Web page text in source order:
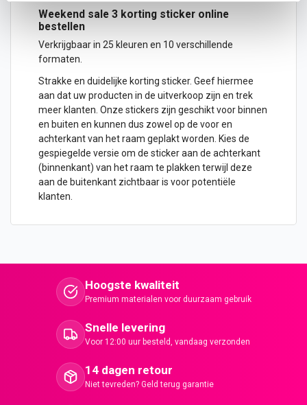
Weekend sale 3 korting sticker online
bestellen
Verkrijgbaar in 25 kleuren en 10 verschillende
formaten.
Strakke en duidelijke korting sticker. Geef hiermee
aan dat uw producten in de uitverkoop zijn en trek
meer klanten. Onze stickers zijn geschikt voor binnen
en buiten en kunnen dus zowel op de voor en
achterkant van het raam geplakt worden. Kies de
gespiegelde versie om de sticker aan de achterkant
(binnenkant) van het raam te plakken terwijl deze
aan de buitenkant zichtbaar is voor potentiële
klanten.
Hoogste kwaliteit
Premium materialen voor duurzaam gebruik
Snelle levering
Voor 12:00 uur besteld, vandaag verzonden
14 dagen retour
Niet tevreden? Geld terug garantie